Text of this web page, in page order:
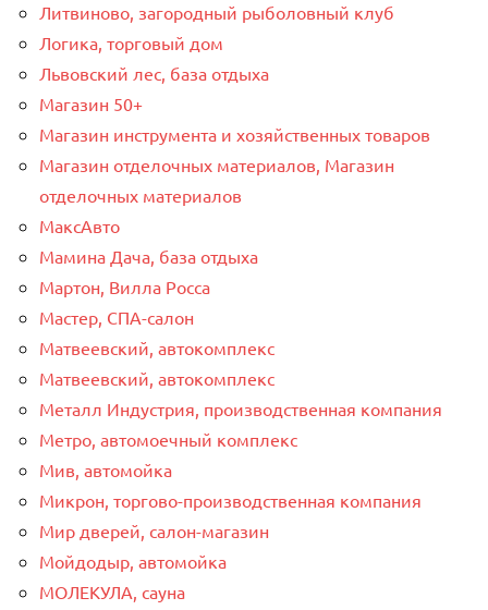
Литвиново, загородный рыболовный клуб
Логика, торговый дом
Львовский лес, база отдыха
Магазин 50+
Магазин инструмента и хозяйственных товаров
Магазин отделочных материалов, Магазин
отделочных материалов
МаксАвто
Мамина Дача, база отдыха
Мартон, Вилла Росса
Мастер, СПА-салон
Матвеевский, автокомплекс
Матвеевский, автокомплекс
Металл Индустрия, производственная компания
Метро, автомоечный комплекс
Мив, автомойка
Микрон, торгово-производственная компания
Мир дверей, салон-магазин
Мойдодыр, автомойка
МОЛЕКУЛА, сауна